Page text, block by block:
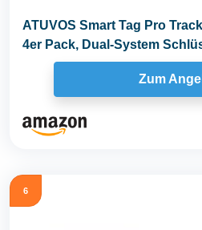
ATUVOS Smart Tag Pro
4er Pack, Dual-System
kompatibel...
Zum
6